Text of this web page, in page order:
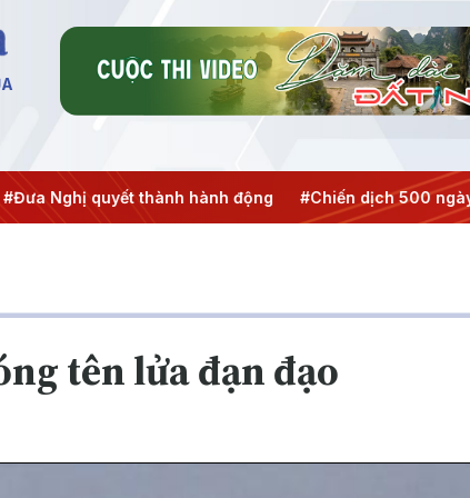
quyết thành hành động #Chiến dịch 500 ngày đêm
tên lửa đạn đạo